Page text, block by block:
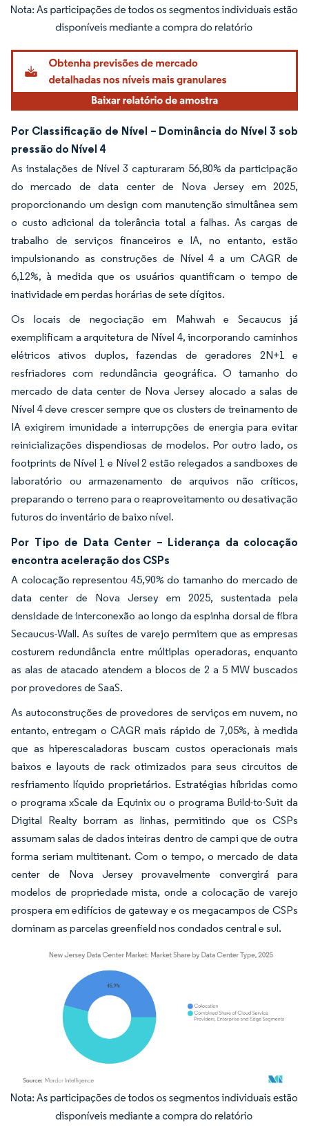
Imagem © Mordor Intelligence. O reuso requer atribuição conforme CC BY 4.0.
Por Classificação de Nível – Dominância do Nível 3 sob
pressão do Nível 4
As instalações de Nível 3 capturaram 56,80% da participação
do mercado de data center de Nova Jersey em 2025,
proporcionando um design com manutenção simultânea sem
o custo adicional da tolerância total a falhas. As cargas de
trabalho de serviços financeiros e IA, no entanto, estão
impulsionando as construções de Nível 4 a um CAGR de
6,12%, à medida que os usuários quantificam o tempo de
inatividade em perdas horárias de sete dígitos.
Os locais de negociação em Mahwah e Secaucus já
exemplificam a arquitetura de Nível 4, incorporando caminhos
elétricos ativos duplos, fazendas de geradores 2N+1 e
resfriadores com redundância geográfica. O tamanho do
mercado de data center de Nova Jersey alocado a salas de
Nível 4 deve crescer sempre que os clusters de treinamento de
IA exigirem imunidade a interrupções de energia para evitar
reinicializações dispendiosas de modelos. Por outro lado, os
footprints de Nível 1 e Nível 2 estão relegados a sandboxes de
laboratório ou armazenamento de arquivos não críticos,
preparando o terreno para o reaproveitamento ou desativação
futuros do inventário de baixo nível.
Por Tipo de Data Center – Liderança da colocação
encontra aceleração dos CSPs
A colocação representou 45,90% do tamanho do mercado de
data center de Nova Jersey em 2025, sustentada pela
densidade de interconexão ao longo da espinha dorsal de fibra
Secaucus-Wall. As suítes de varejo permitem que as empresas
costurem redundância entre múltiplas operadoras, enquanto
as alas de atacado atendem a blocos de 2 a 5 MW buscados
por provedores de SaaS.
As autoconstruções de provedores de serviços em nuvem, no
entanto, entregam o CAGR mais rápido de 7,05%, à medida
que as hiperescaladoras buscam custos operacionais mais
baixos e layouts de rack otimizados para seus circuitos de
resfriamento líquido proprietários. Estratégias híbridas como
o programa xScale da Equinix ou o programa Build-to-Suit da
Digital Realty borram as linhas, permitindo que os CSPs
assumam salas de dados inteiras dentro de campi que de outra
forma seriam multitenant. Com o tempo, o mercado de data
center de Nova Jersey provavelmente convergirá para
modelos de propriedade mista, onde a colocação de varejo
prospera em edifícios de gateway e os megacampos de CSPs
dominam as parcelas greenfield nos condados central e sul.
Imagem © Mordor Intelligence. O reuso requer atribuição conforme CC BY 4.0.